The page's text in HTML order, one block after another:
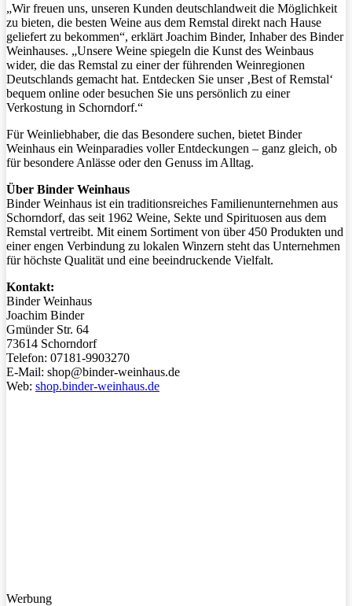
„Wir freuen uns, unseren Kunden deutschlandweit die Möglichkeit
zu bieten, die besten Weine aus dem Remstal direkt nach Hause
geliefert zu bekommen“, erklärt Joachim Binder, Inhaber des Binder
Weinhauses. „Unsere Weine spiegeln die Kunst des Weinbaus
wider, die das Remstal zu einer der führenden Weinregionen
Deutschlands gemacht hat. Entdecken Sie unser ‚Best of Remstal‘
bequem online oder besuchen Sie uns persönlich zu einer
Verkostung in Schorndorf.“
Für Weinliebhaber, die das Besondere suchen, bietet Binder
Weinhaus ein Weinparadies voller Entdeckungen – ganz gleich, ob
für besondere Anlässe oder den Genuss im Alltag.
Über Binder Weinhaus
Binder Weinhaus ist ein traditionsreiches Familienunternehmen aus
Schorndorf, das seit 1962 Weine, Sekte und Spirituosen aus dem
Remstal vertreibt. Mit einem Sortiment von über 450 Produkten und
einer engen Verbindung zu lokalen Winzern steht das Unternehmen
für höchste Qualität und eine beeindruckende Vielfalt.
Kontakt:
Binder Weinhaus
Joachim Binder
Gmünder Str. 64
73614 Schorndorf
Telefon: 07181-9903270
E-Mail: shop@binder-weinhaus.de
Web: shop.binder-weinhaus.de
Werbung